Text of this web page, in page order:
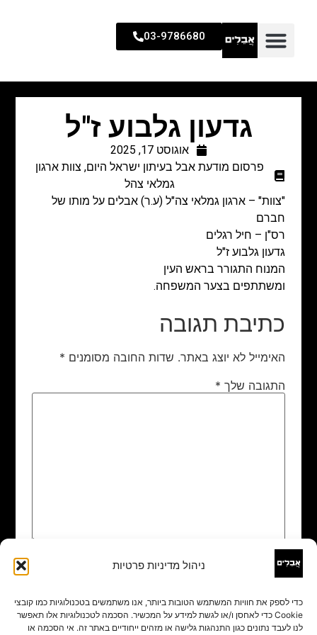
ניהול מדיניות פרטיות
כדי לספק את חוויות המשתמש הטובות ביותר, אנו משתמשים בטכנולוגיות כמו קובצי
Cookie כדי לאחסן ו/או לגשת למידע על המכשיר. הסכמה לטכנולוגיות אלו תאפשר
לנו לעבד נתונים כגון התנהגות גלישה או מזהים ייחודיים באתר זה. אי הסכמה או
03-9786680
גדעון גלבוע ז"ל
אוגוסט 17, 2025
פרסום מודעת אבל בעיתון ישראל היום, צוות ארגון
גמלאי צהל
"צוות" – ארגון גמלאי צה"ל (ע.ר) אבלים על מותו של
חברם
רס"ן – חיל רגלים
גדעון גלבוע ז"ל
המנוח התגורר בראש העין
ומשתתפים בצער המשפחה.
כתיבת תגובה
האימייל לא יוצג באתר. שדות החובה מסומנים *
התגובה שלך *
שם
אימייל*